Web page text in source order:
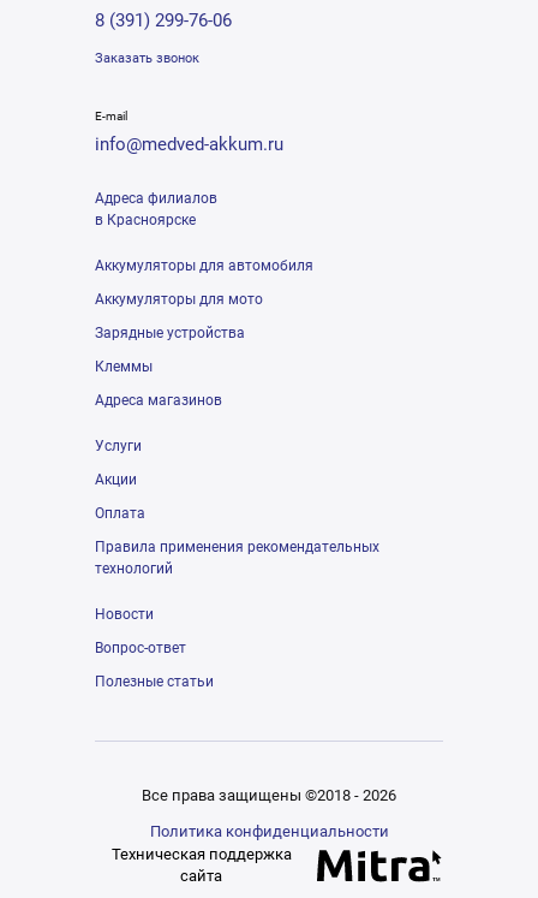
8 (391) 299-76-06
Заказать звонок
E-mail
info@medved-akkum.ru
Адреса филиалов
в Красноярске
Аккумуляторы для автомобиля
Аккумуляторы для мото
Зарядные устройства
Клеммы
Адреса магазинов
Услуги
Акции
Оплата
Правила применения рекомендательных
технологий
Новости
Вопрос-ответ
Полезные статьи
Все права защищены ©2018 - 2026
Политика конфиденциальности
Техническая поддержка
сайта